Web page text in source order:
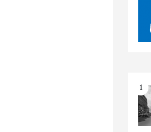
1